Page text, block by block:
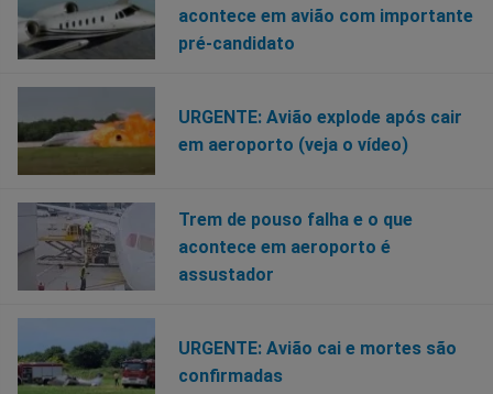
acontece em avião com importante
pré-candidato
URGENTE: Avião explode após cair
em aeroporto (veja o vídeo)
Trem de pouso falha e o que
acontece em aeroporto é
assustador
URGENTE: Avião cai e mortes são
confirmadas